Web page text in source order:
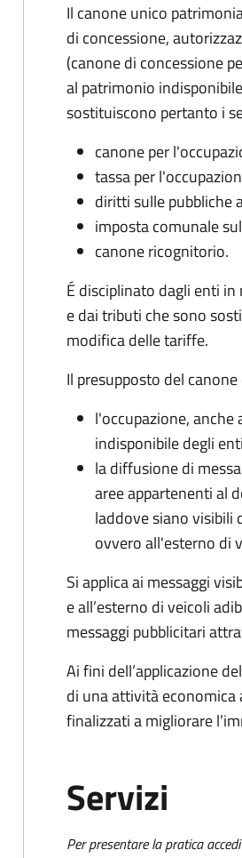
Il canone unico
di concessione,
(canone di concessione
al patrimonio
sostituiscono pertanto i
canone per
tassa per
diritti sulle pubbliche
imposta comunale
canone ricognitorio.
É disciplinato dagli enti
e dai tributi che sono
modifica delle tariffe.
Il presupposto del canone
l'occupazione,
indisponibile degli
la diffusione di
aree appartenenti al
laddove siano visibili
ovvero all'esterno di
Si applica ai messaggi
e all’esterno di veicoli
messaggi pubblicitari
Ai fini dell’applicazione
di una attività economica
finalizzati a migliorare
Servizi
Per presentare la pratica